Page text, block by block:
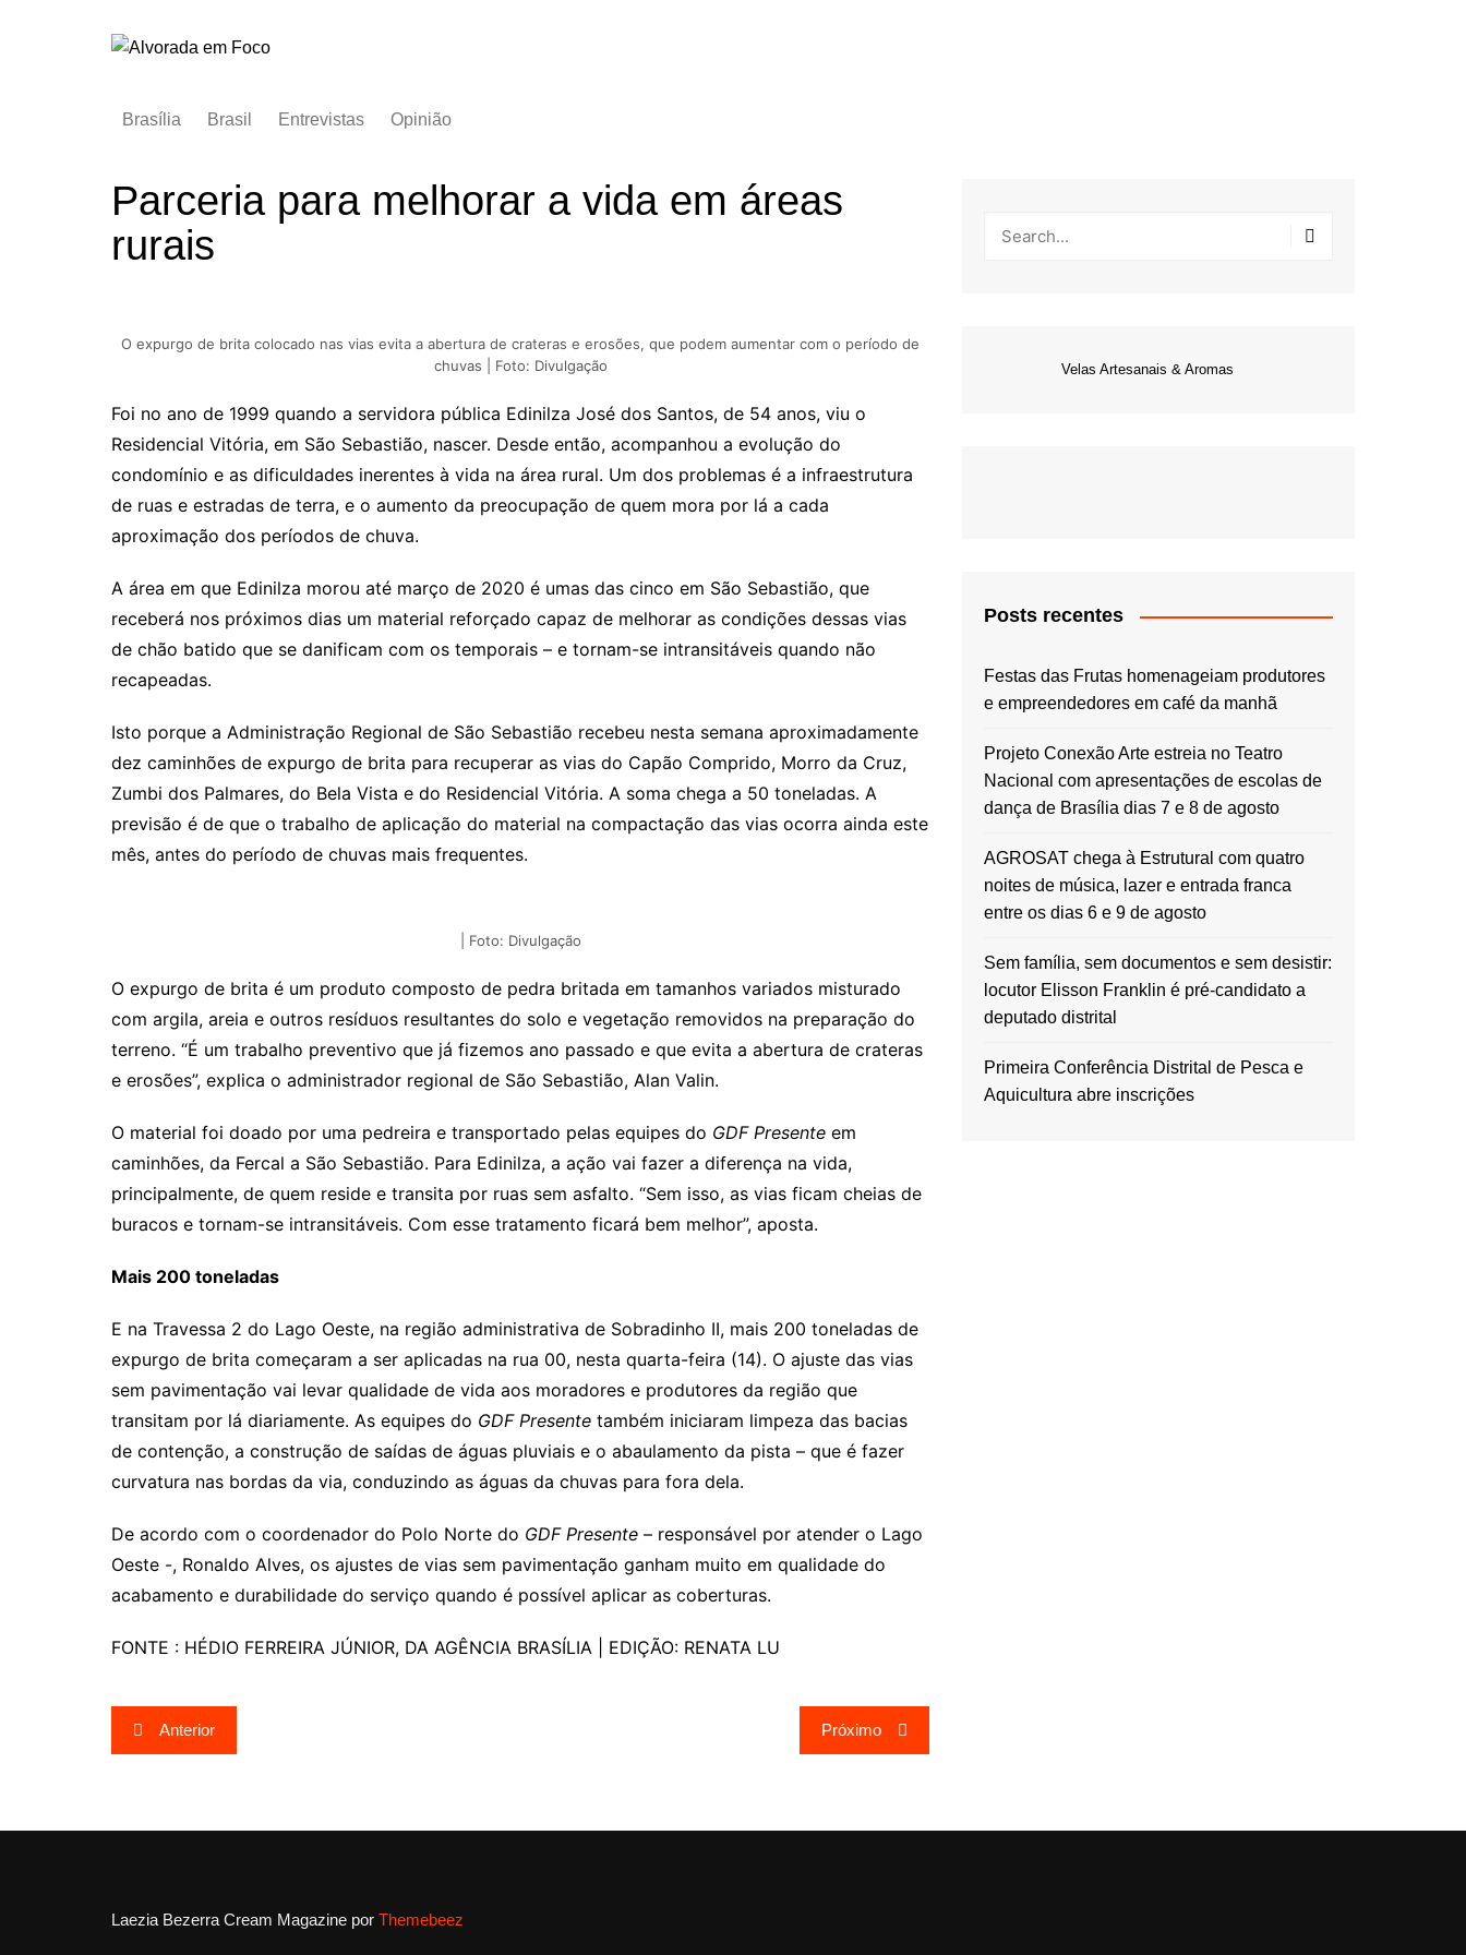
Brasília
Brasil Entrevistas Opinião
Parceria para melhorar a vida em áreas
rurais
O expurgo de brita colocado nas vias evita a abertura de crateras e erosões, que podem aumentar com o período de
chuvas | Foto: Divulgação
Foi no ano de 1999 quando a servidora pública Edinilza José dos Santos, de 54 anos, viu o
Residencial Vitória, em São Sebastião, nascer. Desde então, acompanhou a evolução do
condomínio e as dificuldades inerentes à vida na área rural. Um dos problemas é a infraestrutura
de ruas e estradas de terra, e o aumento da preocupação de quem mora por lá a cada
aproximação dos períodos de chuva.
A área em que Edinilza morou até março de 2020 é umas das cinco em São Sebastião, que
receberá nos próximos dias um material reforçado capaz de melhorar as condições dessas vias
de chão batido que se danificam com os temporais – e tornam-se intransitáveis quando não
recapeadas.
Isto porque a Administração Regional de São Sebastião recebeu nesta semana aproximadamente
dez caminhões de expurgo de brita para recuperar as vias do Capão Comprido, Morro da Cruz,
Zumbi dos Palmares, do Bela Vista e do Residencial Vitória. A soma chega a 50 toneladas. A
previsão é de que o trabalho de aplicação do material na compactação das vias ocorra ainda este
mês, antes do período de chuvas mais frequentes.
| Foto: Divulgação
O expurgo de brita é um produto composto de pedra britada em tamanhos variados misturado
com argila, areia e outros resíduos resultantes do solo e vegetação removidos na preparação do
terreno. “É um trabalho preventivo que já fizemos ano passado e que evita a abertura de crateras
e erosões”, explica o administrador regional de São Sebastião, Alan Valin.
O material foi doado por uma pedreira e transportado pelas equipes do GDF Presente em
caminhões, da Fercal a São Sebastião. Para Edinilza, a ação vai fazer a diferença na vida,
principalmente, de quem reside e transita por ruas sem asfalto. “Sem isso, as vias ficam cheias de
buracos e tornam-se intransitáveis. Com esse tratamento ficará bem melhor”, aposta.
Mais 200 toneladas
E na Travessa 2 do Lago Oeste, na região administrativa de Sobradinho II, mais 200 toneladas de
expurgo de brita começaram a ser aplicadas na rua 00, nesta quarta-feira (14). O ajuste das vias
sem pavimentação vai levar qualidade de vida aos moradores e produtores da região que
transitam por lá diariamente. As equipes do GDF Presente também iniciaram limpeza das bacias
de contenção, a construção de saídas de águas pluviais e o abaulamento da pista – que é fazer
curvatura nas bordas da via, conduzindo as águas da chuvas para fora dela.
De acordo com o coordenador do Polo Norte do GDF Presente – responsável por atender o Lago
Oeste -, Ronaldo Alves, os ajustes de vias sem pavimentação ganham muito em qualidade do
acabamento e durabilidade do serviço quando é possível aplicar as coberturas.
FONTE : HÉDIO FERREIRA JÚNIOR, DA AGÊNCIA BRASÍLIA | EDIÇÃO: RENATA LU
Navegação
de
Anterior Próximo
Velas Artesanais & Aromas
Posts recentes
Festas das Frutas homenageiam produtores
e empreendedores em café da manhã
Projeto Conexão Arte estreia no Teatro
Nacional com apresentações de escolas de
dança de Brasília dias 7 e 8 de agosto
AGROSAT chega à Estrutural com quatro
noites de música, lazer e entrada franca
entre os dias 6 e 9 de agosto
Sem família, sem documentos e sem desistir:
locutor Elisson Franklin é pré-candidato a
deputado distrital
Primeira Conferência Distrital de Pesca e
Aquicultura abre inscrições
Laezia Bezerra Cream Magazine por Themebeez